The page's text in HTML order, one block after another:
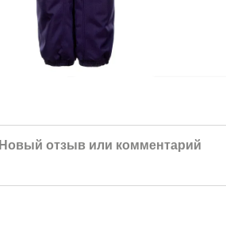
Новый отзыв или комментарий